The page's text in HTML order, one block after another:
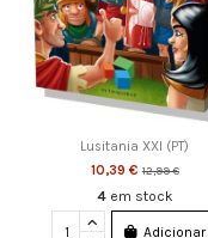
Lusitania XXI (PT)
10,39 €12,99 €
4 em stock
Adicionar